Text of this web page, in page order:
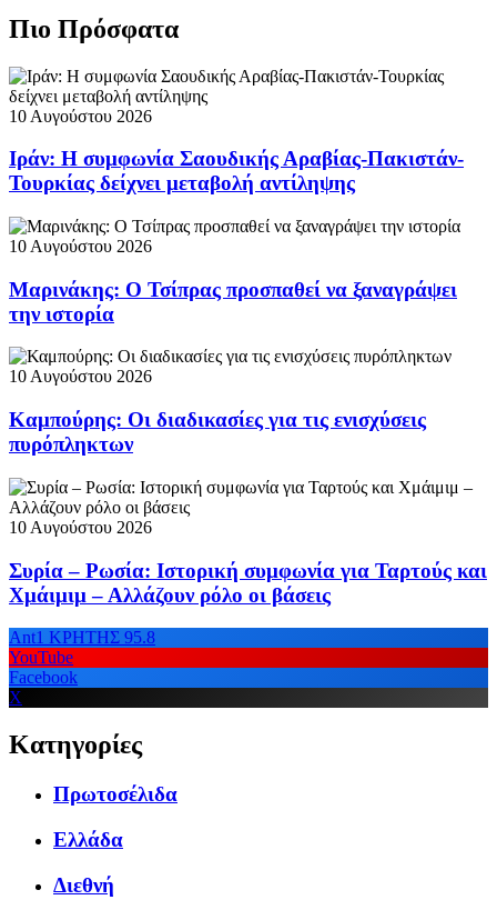
Πιο Πρόσφατα
10 Αυγούστου 2026
Ιράν: Η συμφωνία Σαουδικής Αραβίας-Πακιστάν-
Τουρκίας δείχνει μεταβολή αντίληψης
10 Αυγούστου 2026
Μαρινάκης: Ο Τσίπρας προσπαθεί να ξαναγράψει
την ιστορία
10 Αυγούστου 2026
Καμπούρης: Οι διαδικασίες για τις ενισχύσεις
πυρόπληκτων
10 Αυγούστου 2026
Συρία – Ρωσία: Ιστορική συμφωνία για Ταρτούς και
Χμάιμιμ – Αλλάζουν ρόλο οι βάσεις
Ant1 ΚΡΗΤΗΣ 95.8
YouTube
Facebook
X
Κατηγορίες
Πρωτοσέλιδα
Ελλάδα
Διεθνή